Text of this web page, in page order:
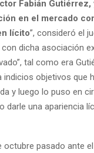
Fabián
en el mercado
lícito”, consideró el
con dicha asociación
tal como era
indicios objetivos que
y luego lo puso en
darle una apariencia
octubre pasado ante